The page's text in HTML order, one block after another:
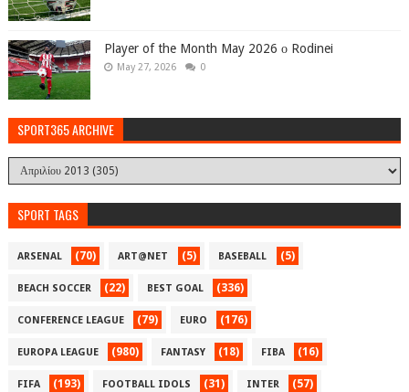
Player of the Month May 2026 ο Rodinei
May 27, 2026 0
SPORT365 ARCHIVE
SPORT TAGS
ARSENAL (70) ART@NET (5) BASEBALL (5)
BEACH SOCCER (22) BEST GOAL (336)
CONFERENCE LEAGUE (79) EURO (176)
EUROPA LEAGUE (980) FANTASY (18) FIBA (16)
FIFA (193) FOOTBALL IDOLS (31) INTER (57)